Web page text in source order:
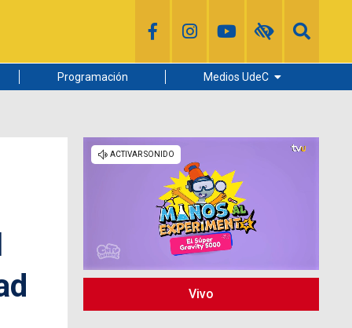
Programación Medios UdeC
Radio UdeC
Noticias UdeC
La Discusión
Vivo